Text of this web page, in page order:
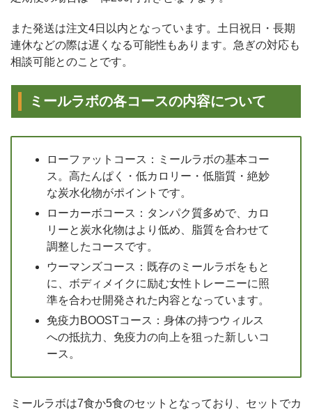
また発送は注文4日以内となっています。土日祝日・長期
連休などの際は遅くなる可能性もあります。急ぎの対応も
相談可能とのことです。
ミールラボの各コースの内容について
ローファットコース：ミールラボの基本コー
ス。高たんぱく・低カロリー・低脂質・絶妙
な炭水化物がポイントです。
ローカーボコース：タンパク質多めで、カロ
リーと炭水化物はより低め、脂質を合わせて
調整したコースです。
ウーマンズコース：既存のミールラボをもと
に、ボディメイクに励む女性トレーニーに照
準を合わせ開発された内容となっています。
免疫力BOOSTコース：身体の持つウィルス
への抵抗力、免疫力の向上を狙った新しいコ
ース。
ミールラボは7食か5食のセットとなっており、セットでカ